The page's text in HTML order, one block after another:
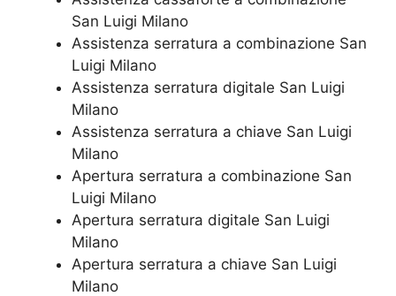
San Luigi Milano
​Assistenza serratura​ ​a combinazione San
Luigi Milano
Assistenza serratura ​digitale San Luigi
Milano
Assistenza serratura ​a chiave San Luigi
Milano
​Apertura serratura​ ​a combinazione San
Luigi Milano
Apertura serratura​ ​digitale San Luigi
Milano
​Apertura serratura​ ​a chiave San Luigi
Milano